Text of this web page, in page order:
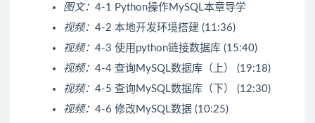
图文： 4-1 Python操作MySQL本章导学
视频： 4-2 本地开发环境搭建 (11:36)
视频： 4-3 使用python链接数据库 (15:40)
视频： 4-4 查询MySQL数据库（上） (19:18)
视频： 4-5 查询MySQL数据库（下） (12:30)
视频： 4-6 修改MySQL数据 (10:25)